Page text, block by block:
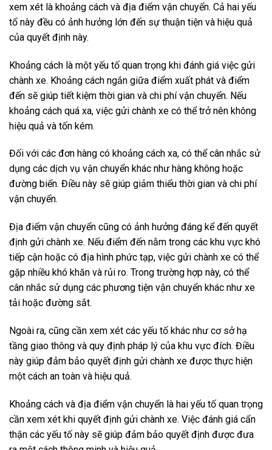
xem xét là khoảng cách và địa điểm vận chuyển. Cả hai yếu
tố này đều có ảnh hưởng lớn đến sự thuận tiện và hiệu quả
của quyết định này.
Khoảng cách là một yếu tố quan trọng khi đánh giá việc gửi
chành xe. Khoảng cách ngắn giữa điểm xuất phát và điểm
đến sẽ giúp tiết kiệm thời gian và chi phí vận chuyển. Nếu
khoảng cách quá xa, việc gửi chành xe có thể trở nên không
hiệu quả và tốn kém.
Đối với các đơn hàng có khoảng cách xa, có thể cân nhắc sử
dụng các dịch vụ vận chuyển khác như hàng không hoặc
đường biển. Điều này sẽ giúp giảm thiểu thời gian và chi phí
vận chuyển.
Địa điểm vận chuyển cũng có ảnh hưởng đáng kể đến quyết
định gửi chành xe. Nếu điểm đến nằm trong các khu vực khó
tiếp cận hoặc có địa hình phức tạp, việc gửi chành xe có thể
gặp nhiều khó khăn và rủi ro. Trong trường hợp này, có thể
cân nhắc sử dụng các phương tiện vận chuyển khác như xe
tải hoặc đường sắt.
Ngoài ra, cũng cần xem xét các yếu tố khác như cơ sở hạ
tầng giao thông và quy định pháp lý của khu vực đích. Điều
này giúp đảm bảo quyết định gửi chành xe được thực hiện
một cách an toàn và hiệu quả.
Khoảng cách và địa điểm vận chuyển là hai yếu tố quan trọng
cần xem xét khi quyết định gửi chành xe. Việc đánh giá cẩn
thận các yếu tố này sẽ giúp đảm bảo quyết định được đưa